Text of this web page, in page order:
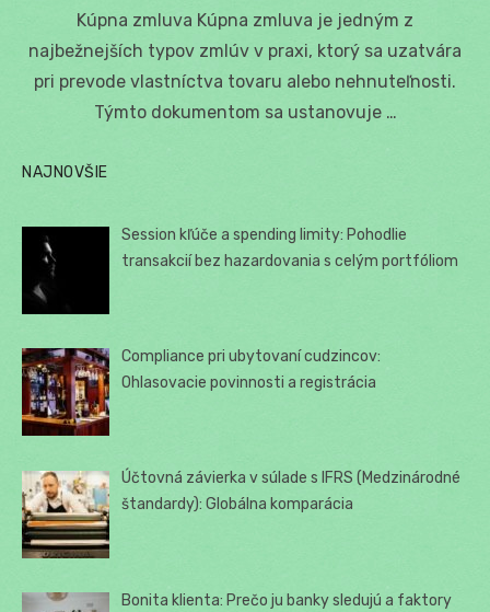
Kúpna zmluva Kúpna zmluva je jedným z
najbežnejších typov zmlúv v praxi, ktorý sa uzatvára
pri prevode vlastníctva tovaru alebo nehnuteľnosti.
Týmto dokumentom sa ustanovuje …
NAJNOVŠIE
Session kľúče a spending limity: Pohodlie
transakcií bez hazardovania s celým portfóliom
Compliance pri ubytovaní cudzincov:
Ohlasovacie povinnosti a registrácia
Účtovná závierka v súlade s IFRS (Medzinárodné
štandardy): Globálna komparácia
Bonita klienta: Prečo ju banky sledujú a faktory